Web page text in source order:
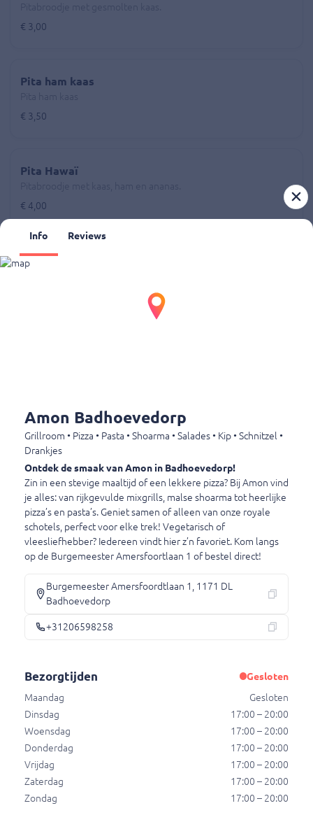
€ 3,00
Pita ham kaas
€ 3,50
Pita Hawaï
€ 4,00
Pita kaas gezond
Pita broodje.
€ 0,75
Mayonaise
Mayonaise
€ 0,75
Knoflooksaus
Knoflooksaus
Ketchup
Ketchup
€ 0,75
Uiensaus
Uiensaus
Info Reviews
Amon Badhoevedorp
Grillroom • Pizza • Pasta • Shoarma • Salades • Kip • Schnitzel •
Drankjes
Ontdek de smaak van Amon in Badhoevedorp!
Zin in een stevige maaltijd of een lekkere pizza? Bij Amon vind
je alles: van rijkgevulde mixgrills, malse shoarma tot heerlijke
pizza’s en pasta’s. Geniet samen of alleen van onze royale
schotels, perfect voor elke trek! Vegetarisch of
vleesliefhebber? Iedereen vindt hier z’n favoriet. Kom langs
op de Burgemeester Amersfoortlaan 1 of bestel direct!
Burgemeester Amersfoordtlaan 1, 1171 DL
Badhoevedorp
+31206598258
Bezorgtijden
Gesloten
Maandag
Gesloten
Dinsdag
17:00 – 20:00
Woensdag
17:00 – 20:00
Donderdag
17:00 – 20:00
Vrijdag
17:00 – 20:00
Zaterdag
17:00 – 20:00
Zondag
17:00 – 20:00